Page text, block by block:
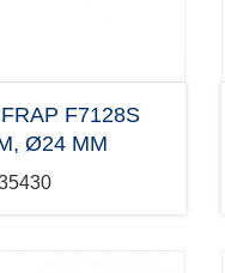
F7128S
Ø24 ММ